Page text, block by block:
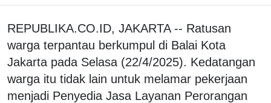
REPUBLIKA.CO.ID, JAKARTA -- Ratusan
warga terpantau berkumpul di Balai Kota
Jakarta pada Selasa (22/4/2025). Kedatangan
warga itu tidak lain untuk melamar pekerjaan
menjadi Penyedia Jasa Layanan Perorangan